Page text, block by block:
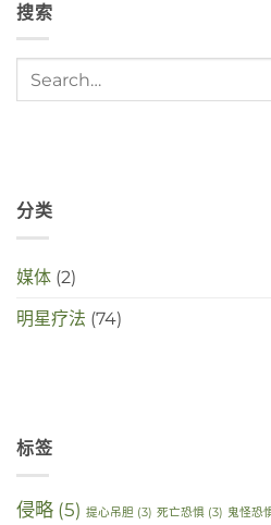
in
deze
搜索
分类
媒体 (2)
明星疗法 (74)
标签
侵略 (5) 提心吊胆 (3) 死亡恐惧 (3) 鬼怪恐